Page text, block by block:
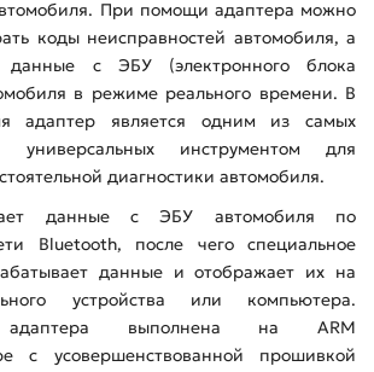
При помощи адаптера можно
коды неисправностей автомобиля, а
данные с ЭБУ (электронного блока
в режиме реального времени. В
адаптер является одним из самых
универсальных инструментом для
диагностики автомобиля.
данные с ЭБУ автомобиля по
Bluetooth, после чего специальное
данные и отображает их на
устройства или компьютера.
адаптера выполнена на ARM
с усовершенствованной прошивкой